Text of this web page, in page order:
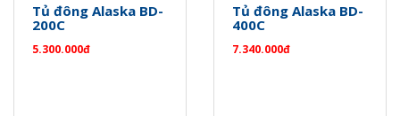
Tủ đông Alaska BD-
200C
5.300.000đ
Tủ đông Alaska BD-
400C
7.340.000đ